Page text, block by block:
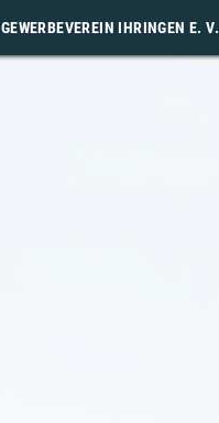
GEWERBEVEREIN IHRINGEN E. V.